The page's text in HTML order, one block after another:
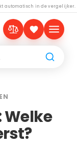
automatisch in de vergelijker.
Welke